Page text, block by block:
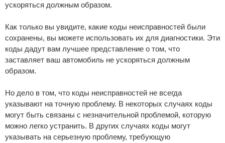
ускоряться должным образом.
Как только вы увидите, какие коды неисправностей были
сохранены, вы можете использовать их для диагностики. Эти
коды дадут вам лучшее представление о том, что
заставляет ваш автомобиль не ускоряться должным
образом.
Но дело в том, что коды неисправностей не всегда
указывают на точную проблему. В некоторых случаях коды
могут быть связаны с незначительной проблемой, которую
можно легко устранить. В других случаях коды могут
указывать на серьезную проблему, требующую